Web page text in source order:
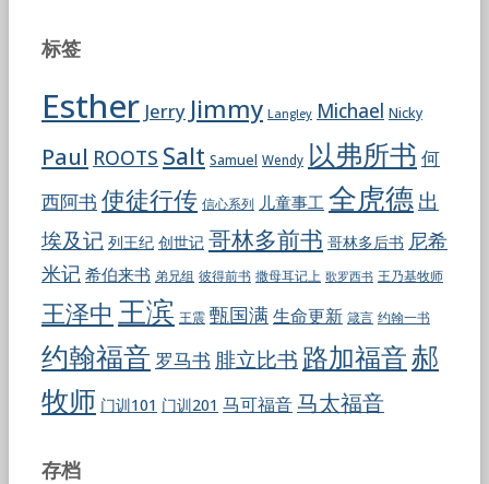
标签
Esther Jerry Jimmy Langley Michael Nicky
Paul ROOTS Salt Samuel Wendy 以弗所书 何
西阿书 使徒行传 信心系列 儿童事工 全虎德出
埃及记 列王纪 创世记 哥林多前书 哥林多后书 尼希
米记 希伯来书 弟兄组 彼得前书 撒母耳记上 歌罗西书 王乃基牧师
王泽中 王滨 王震 甄国满生命更新 箴言 约翰一书
约翰福音 罗马书 腓立比书 路加福音郝
牧师 门训101 门训201 马可福音马太福音
存档